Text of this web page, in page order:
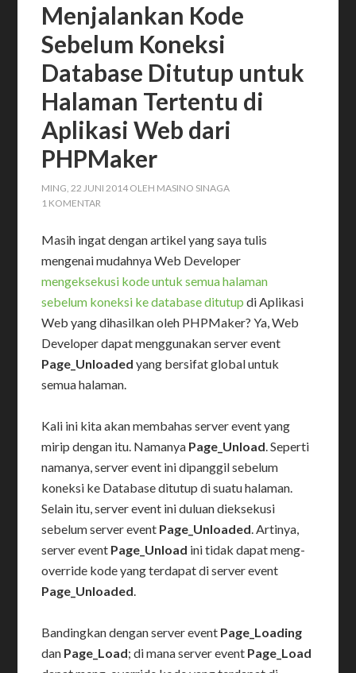
Menjalankan Kode
Sebelum Koneksi
Database Ditutup untuk
Halaman Tertentu di
Aplikasi Web dari
PHPMaker
MING, 22 JUNI 2014 OLEH MASINO SINAGA
1 KOMENTAR
Masih ingat dengan artikel yang saya tulis
mengenai mudahnya Web Developer
mengeksekusi kode untuk semua halaman
sebelum koneksi ke database ditutup di Aplikasi
Web yang dihasilkan oleh PHPMaker? Ya, Web
Developer dapat menggunakan server event
Page_Unloaded yang bersifat global untuk
semua halaman.
Kali ini kita akan membahas server event yang
mirip dengan itu. Namanya Page_Unload. Seperti
namanya, server event ini dipanggil sebelum
koneksi ke Database ditutup di suatu halaman.
Selain itu, server event ini duluan dieksekusi
sebelum server event Page_Unloaded. Artinya,
server event Page_Unload ini tidak dapat meng-
override kode yang terdapat di server event
Page_Unloaded.
Bandingkan dengan server event Page_Loading
dan Page_Load; di mana server event Page_Load